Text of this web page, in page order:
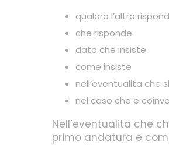
qualora l’altro
che risponde
dato che insiste
come insiste
nell’eventualita che
nel caso che e
Nell’eventualita che
primo andatura e